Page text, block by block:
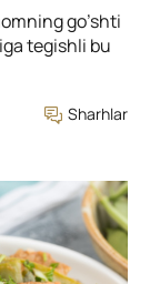
go’shti
tegishli bu
Sharhlar